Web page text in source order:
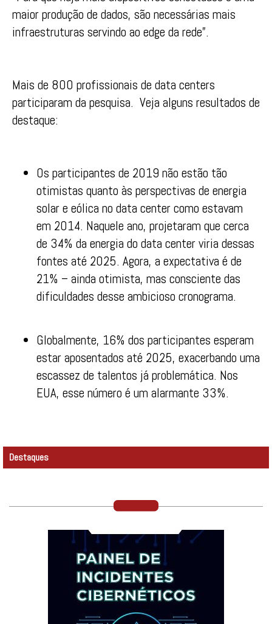
maior produção de dados, são necessárias mais
infraestruturas servindo ao edge da rede”.
Mais de 800 profissionais de data centers
participaram da pesquisa. Veja alguns resultados de
destaque:
Os participantes de 2019 não estão tão
otimistas quanto às perspectivas de energia
solar e eólica no data center como estavam
em 2014. Naquele ano, projetaram que cerca
de 34% da energia do data center viria dessas
fontes até 2025. Agora, a expectativa é de
21% – ainda otimista, mas consciente das
dificuldades desse ambicioso cronograma.
Globalmente, 16% dos participantes esperam
estar aposentados até 2025, exacerbando uma
escassez de talentos já problemática. Nos
EUA, esse número é um alarmante 33%.
Destaques